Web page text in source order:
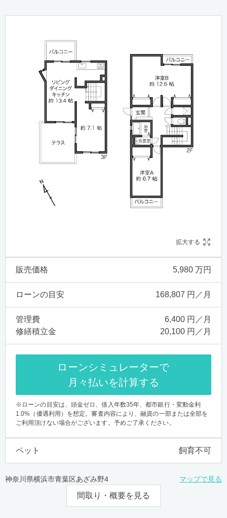
拡大する
販売価格 5,980 万円
ローンの目安 168,807 円／月
管理費
6,400 円／月
修繕積立金
20,100 円／月
ローンシミュレーターで
月々払いを計算する
※ローンの目安は、頭金ゼロ、借入年数35年、都市銀行・変動金利
1.0%（優遇利用）を想定。審査内容により、融資の一部または全部を
ご利用頂けない場合がございます。予めご了承ください。
ペット 飼育不可
神奈川県横浜市青葉区あざみ野4 マップで見る
間取り・概要を見る